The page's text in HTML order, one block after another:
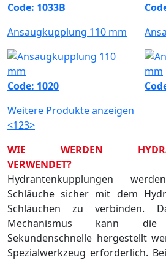
Code: 1033B
Ansaugkupplung 110 mm
Code: 1020
Weitere Produkte anzeigen
<123>
WIE WERDEN
VERWENDET?
Hydrantenkupplungen
Schläuche sicher mit dem
Schläuchen zu verbinden.
Mechanismus kann
Sekundenschnelle hergestellt
Spezialwerkzeug erforderlich.